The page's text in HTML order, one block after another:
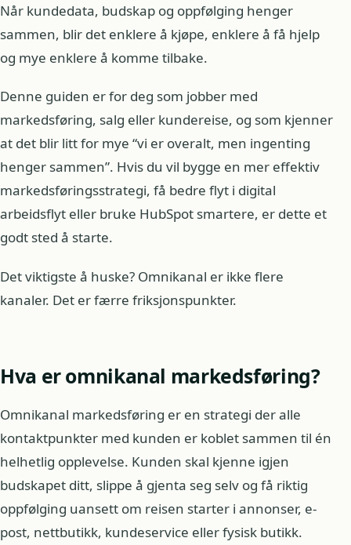
Når kundedata, budskap og oppfølging henger
sammen, blir det enklere å kjøpe, enklere å få hjelp
og mye enklere å komme tilbake.
Denne guiden er for deg som jobber med
markedsføring, salg eller kundereise, og som kjenner
at det blir litt for mye “vi er overalt, men ingenting
henger sammen”. Hvis du vil bygge en mer effektiv
markedsføringsstrategi, få bedre flyt i digital
arbeidsflyt eller bruke HubSpot smartere, er dette et
godt sted å starte.
Det viktigste å huske? Omnikanal er ikke flere
kanaler. Det er færre friksjonspunkter.
Hva er omnikanal markedsføring?
Omnikanal markedsføring er en strategi der alle
kontaktpunkter med kunden er koblet sammen til én
helhetlig opplevelse. Kunden skal kjenne igjen
budskapet ditt, slippe å gjenta seg selv og få riktig
oppfølging uansett om reisen starter i annonser, e-
post, nettbutikk, kundeservice eller fysisk butikk.